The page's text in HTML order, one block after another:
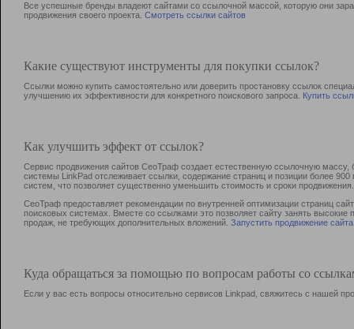
Все успешные бренды владеют сайтами со ссылочной массой, которую они
продвижения своего проекта. Смотреть ссылки сайтов
Какие существуют инструменты для покупки ссылок?
Ссылки можно купить самостоятельно или доверить простановку ссылок
улучшению их эффективности для конкретного поискового запроса. Купить
Как улучшить эффект от ссылок?
Сервис продвижения сайтов СеоТраф создает естественную ссылочную
системы LinkPad отслеживает ссылки, содержание страниц и позиции более
систем, что позволяет существенно уменьшить стоимость и сроки продвижения.
СеоТраф предоставляет рекомендации по внутренней оптимизации страниц
поисковых системах. Вместе со ссылками это позволяет сайту занять
продаж, не требующих дополнительных вложений. Запустить продвижение сайта
Куда обращаться за помощью по вопросам работы со
Если у вас есть вопросы относительно сервисов Linkpad, свяжитесь с нашей